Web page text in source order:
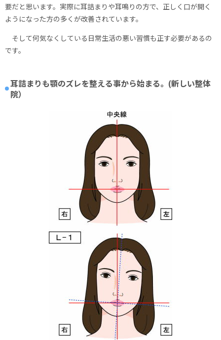
要だと思います。実際に耳詰まりや耳鳴りの方で、正しく口が開く
ようになった方の多くが改善されています。
そして何気なくしている日常生活の悪い習慣も正す必要があるの
です。
耳詰まりも顎のズレを整える事から始まる。(新しい整体
院）